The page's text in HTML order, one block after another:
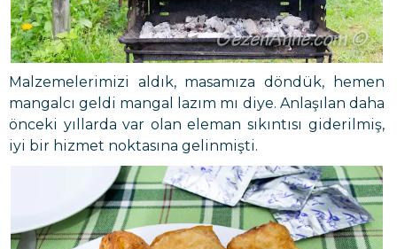
Malzemelerimizi aldık, masamıza döndük, hemen
mangalcı geldi mangal lazım mı diye. Anlaşılan daha
önceki yıllarda var olan eleman sıkıntısı giderilmiş,
iyi bir hizmet noktasına gelinmişti.